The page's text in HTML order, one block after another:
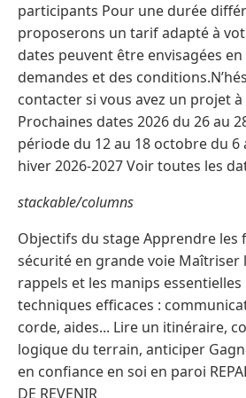
participants Pour une durée
proposerons un tarif adapté à
dates peuvent être envisagées
demandes et des
contacter si vous avez un projet
Prochaines dates 2026 du 26 au
période du 12 au 18 octobre du 6
hiver 2026-2027 Voir toutes les
stackable/columns
Objectifs du stage Apprendre les
sécurité en grande voie Maîtriser
rappels et les manips
techniques efficaces :
corde, aides... Lire un itinéraire,
logique du terrain, anticiper
en confiance en soi en paroi
DE REVENIR